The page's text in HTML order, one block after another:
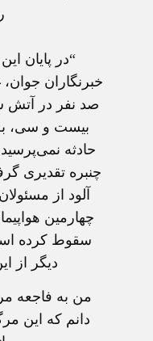
“در پایان
خبرنگاران
صد نفر در آتش
بیست و سی،
حادثه
چنبره تقدیری
آلود از
چهارمین
سقوط ‏کرده
دیگر از
من به فاجعه
دانم که اين